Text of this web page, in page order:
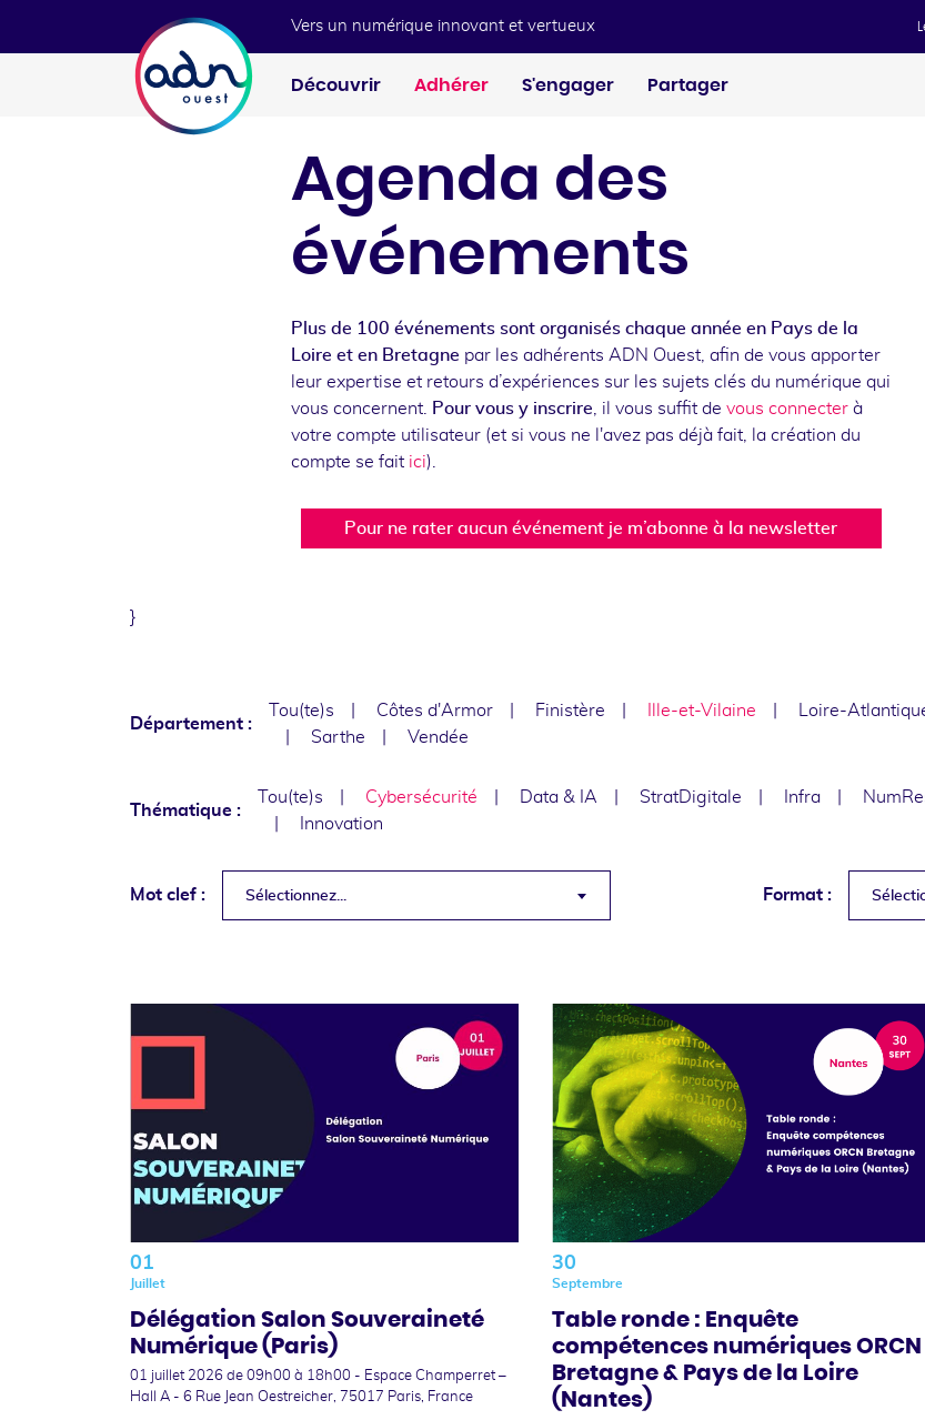
Vers un numérique innovant et vertueux
Découvrir Adhérer S'engager Partager
Agenda des
événements
Plus de 100 événements sont organisés chaque année en Pays de la
Loire et en Bretagne par les adhérents ADN Ouest, afin de vous apporter
leur expertise et retours d’expériences sur les sujets clés du numérique qui
vous concernent. Pour vous y inscrire, il vous suffit de vous connecter à
votre compte utilisateur (et si vous ne l'avez pas déjà fait, la création du
compte se fait ici).
Pour ne rater aucun événement je m’abonne à la newsletter
}
Département :
Tou(te)s Côtes d'Armor Finistère Ille-et-Vilaine Loire-
Sarthe
Vendée
Thématique :
Tou(te)s Cybersécurité Data & IA StratDigitale Infra
Innovation
Mot clef : Sélectionnez... Format :
01
Juillet
Délégation Salon Souveraineté
Numérique (Paris)
01 juillet 2026 de 09h00 à 18h00 - Espace Champerret –
Hall A - 6 Rue Jean Oestreicher, 75017 Paris, France
30
Septembre
Table ronde : Enquête
compétences numériques ORCN
Bretagne & Pays de la Loire
(Nantes)